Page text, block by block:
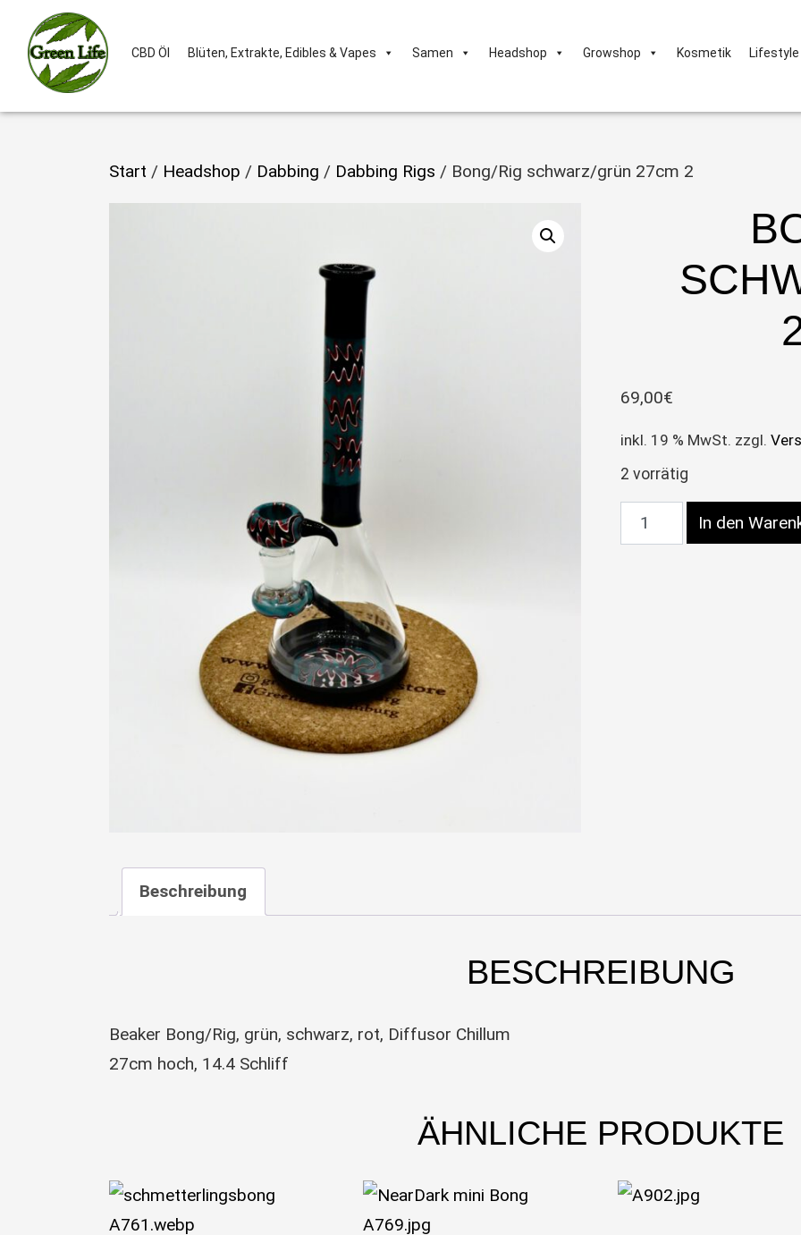
CBD Öl Blüten, Extrakte, Edibles & Vapes Samen Headshop Growshop Kosmetik Lifestyle
Start / Headshop / Dabbing / Dabbing Rigs / Bong/Rig schwarz/grün 27cm 2
69,00€
inkl. 19 % MwSt. zzgl.
2 vorrätig
Bong/Rig schwarz/
In den
Beschreibung
BESCHREIBUNG
Beaker Bong/Rig, grün, schwarz, rot, Diffusor Chillum
27cm hoch, 14.4 Schliff
ÄHNLICHE PRODUKTE